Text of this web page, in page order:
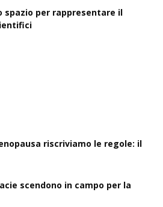
spazio per rappresentare il
riscriviamo le regole: il
scendono in campo per la